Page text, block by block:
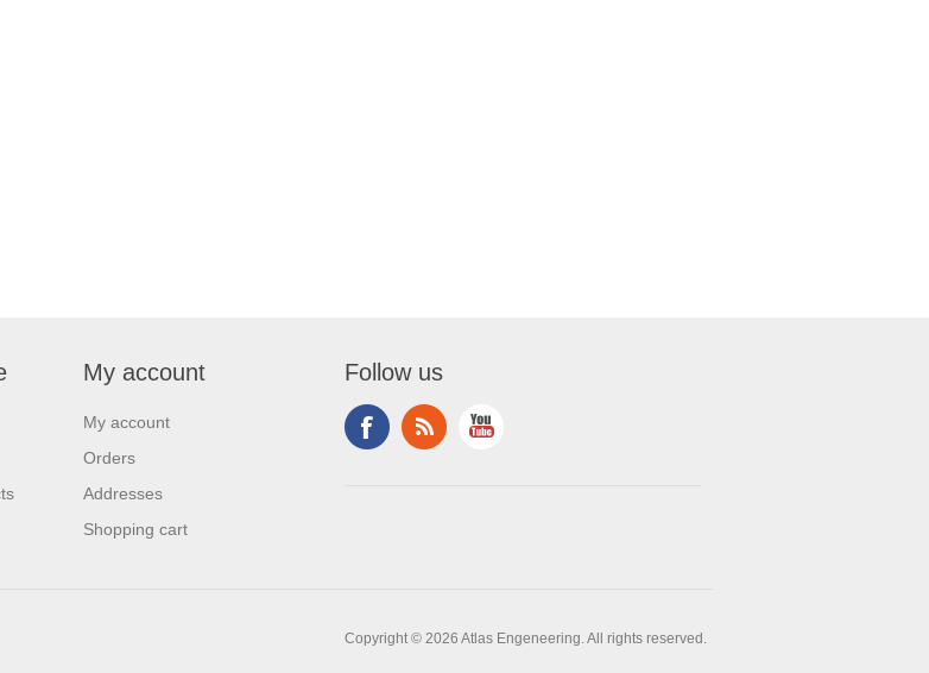
My account
My account
Orders
Addresses
Shopping cart
Follow us
Copyright © 2026 Atlas Engeneering. All rights reserved.